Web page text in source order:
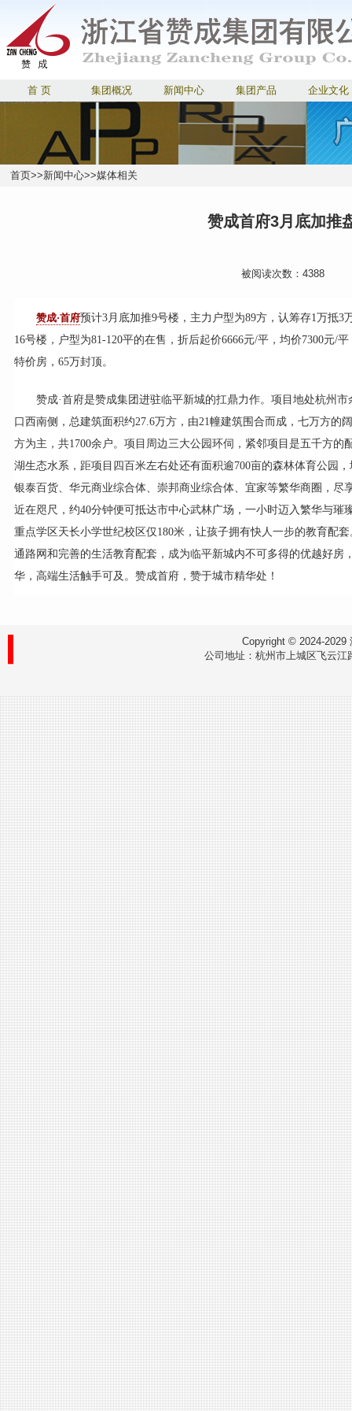
首 页 集团概况 新闻中心 集团产品 企业文化
首页>>新闻中心>>媒体相关
赞成首府3月底加推
被阅读次数：4388
赞成·首府预计3月底加推9号楼，主力户型为89方，认筹存1万抵3
16号楼，户型为81-120平的在售，折后起价6666元/平，均价7300元/
特价房，65万封顶。
赞成·首府是赞成集团进驻临平新城的扛鼎力作。项目地处杭州
口西南侧，总建筑面积约27.6万方，由21幢建筑围合而成，七万方的
方为主，共1700余户。项目周边三大公园环伺，紧邻项目是五千方的
湖生态水系，距项目四百米左右处还有面积逾700亩的森林体育公园
银泰百货、华元商业综合体、崇邦商业综合体、宜家等繁华商圈，尽
近在咫尺，约40分钟便可抵达市中心武林广场，一小时迈入繁华与璀
重点学区天长小学世纪校区仅180米，让孩子拥有快人一步的教育配
通路网和完善的生活教育配套，成为临平新城内不可多得的优越好房
华，高端生活触手可及。赞成首府，赞于城市精华处！
Copyright © 2024-2029
公司地址：杭州市上城区飞云江